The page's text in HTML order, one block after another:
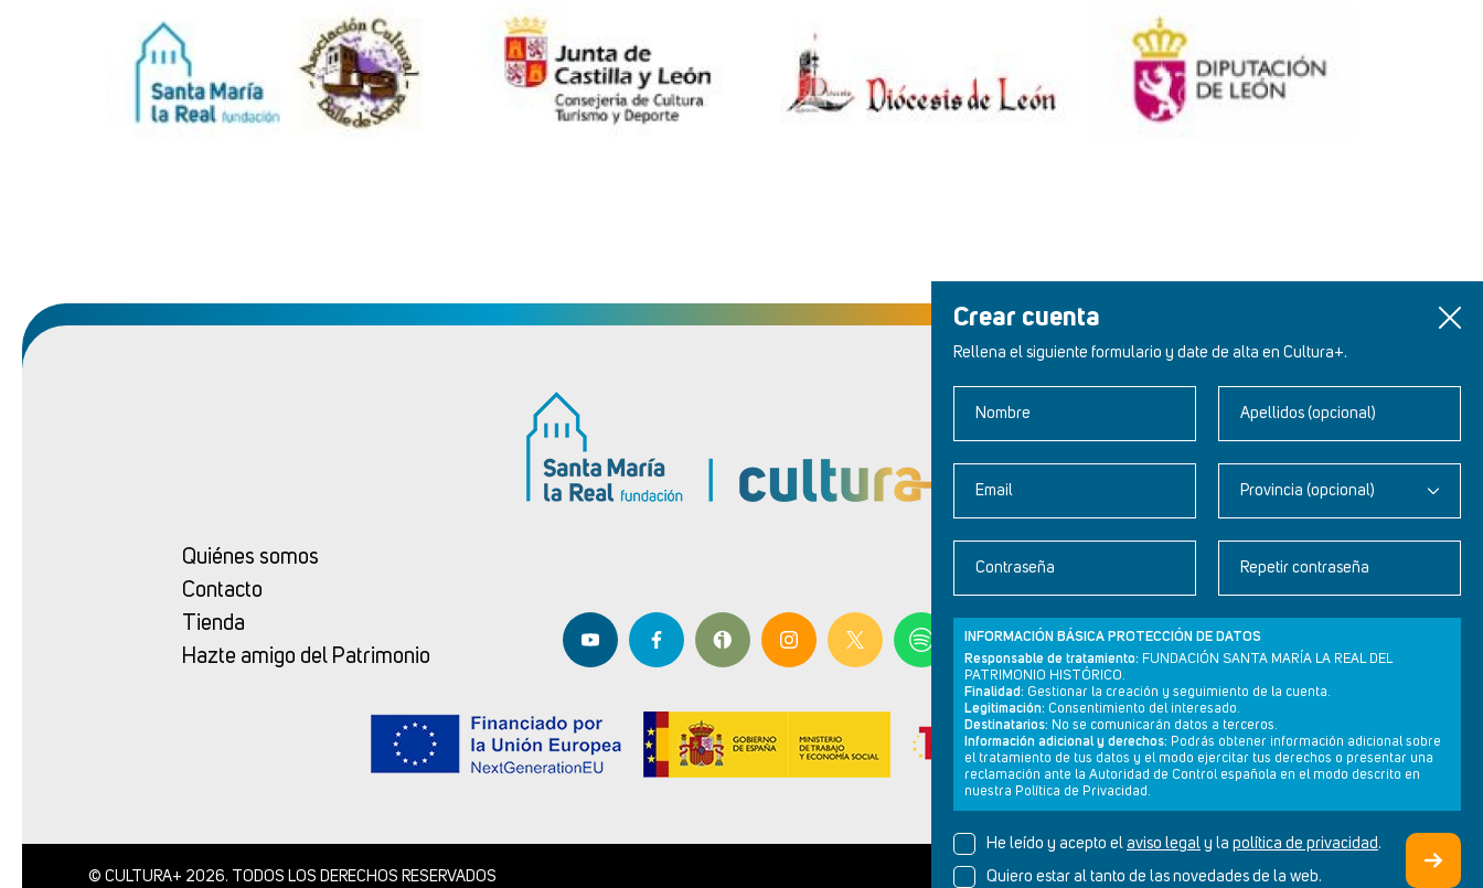
Crear cuenta
Rellena el siguiente formulario y date de alta en Cultura+.
Nombre Apellidos (opcional)
Email Provincia (opcional)
Contraseña Repetir contraseña
INFORMACIÓN BÁSICA PROTECCIÓN DE DATOS
Responsable de tratamiento: FUNDACIÓN SANTA MARÍA LA REAL DEL
PATRIMONIO HISTÓRICO.
Finalidad: Gestionar la creación y seguimiento de la cuenta.
Legitimación: Consentimiento del interesado.
Destinatarios: No se comunicarán datos a terceros.
Información adicional y derechos: Podrás obtener información adicional sobre
el tratamiento de tus datos y el modo ejercitar tus derechos o presentar una
reclamación ante la Autoridad de Control española en el modo descrito en
nuestra Política de Privacidad.
He leído y acepto el aviso legal y la política de privacidad.
Quiero estar al tanto de las novedades de la web.
Quiénes somos
Contacto
Tienda
Hazte amigo del Patrimonio
Newsletter
Aviso legal
Política de privacidad
Política de cookies
© CULTURA+ 2026. TODOS LOS DERECHOS RESERVADOS DISEÑO WEB SGM